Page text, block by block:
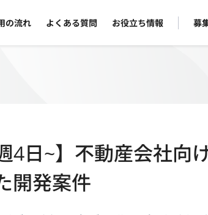
の流れ よくある質問 お役立ち情報 募
4日~】不動産会社向
開発案件